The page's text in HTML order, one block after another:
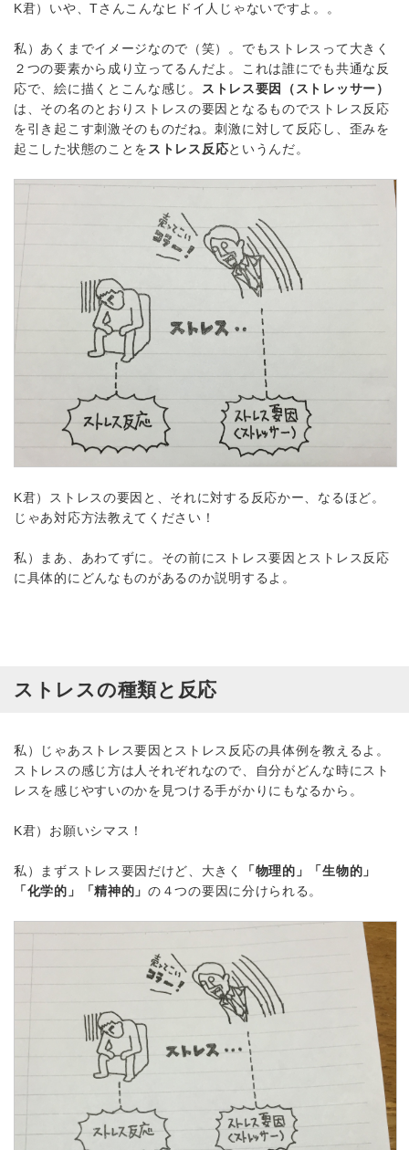
K君）いや、Tさんこんなヒドイ人じゃないですよ。。
私）あくまでイメージなので（笑）。でもストレスって大きく
２つの要素から成り立ってるんだよ。これは誰にでも共通な反
応で、絵に描くとこんな感じ。 ストレス要因（ストレッサー）
は、その名のとおりストレスの要因となるものでストレス反応
を引き起こす刺激そのものだね。刺激に対して反応し、歪みを
起こした状態のことをストレス反応というんだ。
K君）ストレスの要因と、それに対する反応かー、なるほど。
じゃあ対応方法教えてください！
私）まあ、あわてずに。その前にストレス要因とストレス反応
に具体的にどんなものがあるのか説明するよ。
ストレスの種類と反応
私）じゃあストレス要因とストレス反応の具体例を教えるよ。
ストレスの感じ方は人それぞれなので、自分がどんな時にスト
レスを感じやすいのかを見つける手がかりにもなるから。
K君）お願いシマス！
私）まずストレス要因だけど、大きく
「物理的」「生物的」
「化学的」「精神的」 の４つの要因に分けられる。